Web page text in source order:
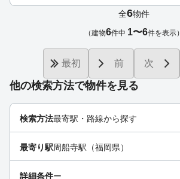
他の検索方法で物件を見る
検索方法最寄駅・路線から探す
最寄り駅周船寺駅（福岡県）
詳細条件ー
全6物件
（建物6件中 1〜6件を表示）
最初 前 次